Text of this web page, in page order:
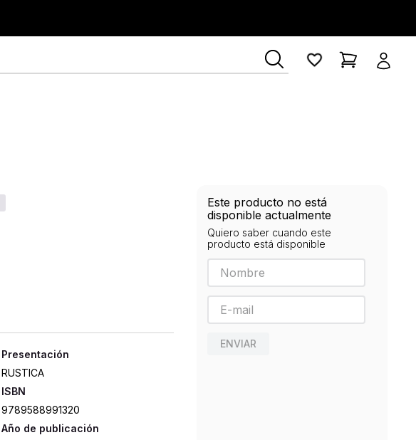
Presentación
RUSTICA
ISBN
9789588991320
Año de publicación
Este producto no está
disponible actualmente
Quiero saber cuando este
producto está disponible
ENVIAR